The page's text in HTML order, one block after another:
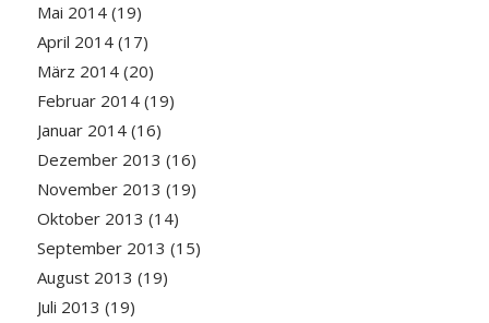
Mai 2014(19)
April 2014(17)
März 2014(20)
Februar 2014(19)
Januar 2014(16)
Dezember 2013 (16)
November 2013 (19)
Oktober 2013 (14)
September 2013 (15)
August 2013 (19)
Juli 2013 (19)